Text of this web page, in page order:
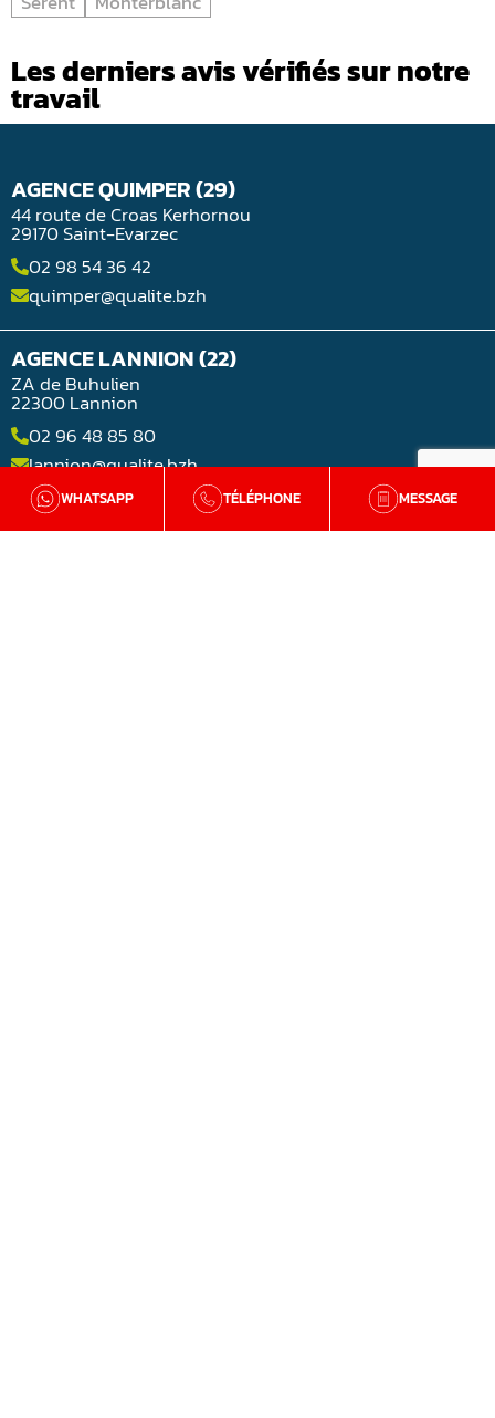
WHATSAPP TÉLÉPHONE MESSAGE
Les derniers avis vérifiés sur notre
travail
AGENCE QUIMPER (29)
44 route de Croas Kerhornou
29170 Saint-Evarzec
02 98 54 36 42
quimper@qualite.bzh
AGENCE LANNION (22)
ZA de Buhulien
22300 Lannion
02 96 48 85 80
lannion@qualite.bzh
AGENCE LORIENT (56)